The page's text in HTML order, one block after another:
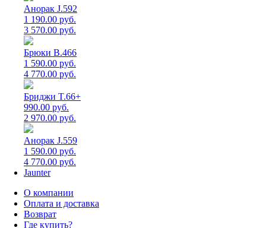
Анорак J.592
1 190.00 руб.
3 570.00 руб.
Брюки B.466
1 590.00 руб.
4 770.00 руб.
Бриджи T.66+
990.00 руб.
2 970.00 руб.
Анорак J.559
1 590.00 руб.
4 770.00 руб.
Jaunter
О компании
Оплата и доставка
Возврат
Где купить?